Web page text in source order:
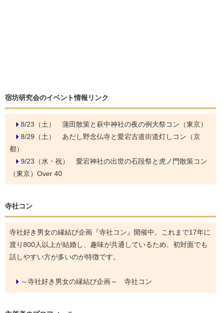
宿坊研究会のイベント情報リンク
8/23（土） 蒲田散策と萩中神社の夜の例大祭コン（東京）
8/29（土） あだし野念仏寺と愛宕古道街道灯しコン（京
都）
9/23（水・祝） 愛宕神社の出世の石段祭と虎ノ門散策コン
（東京）Over 40
寺社コン
寺社好き男女の縁結び企画『寺社コン』開催中。これまで17年に
渡り800人以上が結婚し、趣味が共通しているため、初対面でも
話しやすい方が多いのが特徴です。
～寺社好き男女の縁結び企画～ 寺社コン